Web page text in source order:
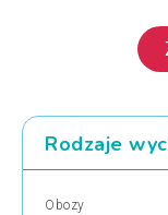
Rodzaje
Obozy